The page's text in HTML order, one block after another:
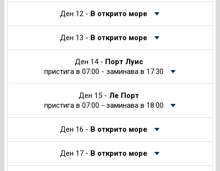
Ден 12 - В открито море
Ден 13 - В открито море
Ден 14 - Порт Луис
пристига в 07:00 - заминава в 17:30
Ден 15 - Ле Порт
пристига в 07:00 - заминава в 18:00
Ден 16 - В открито море
Ден 17 - В открито море